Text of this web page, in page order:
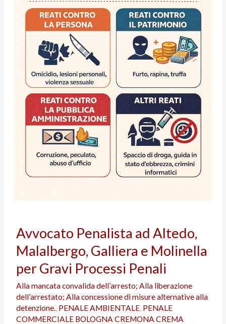
Avvocato Penalista ad Altedo,
Malalbergo, Galliera e Molinella
per Gravi Processi Penali
Alla mancata convalida dell’arresto; Alla liberazione
dell’arrestato; Alla concessione di misure alternative alla
detenzione., PENALE AMBIENTALE, PENALE
COMMERCIALE BOLOGNA CREMONA CREMA
Penalista
ad
Malalbergo,
Galliera
e
Molinella